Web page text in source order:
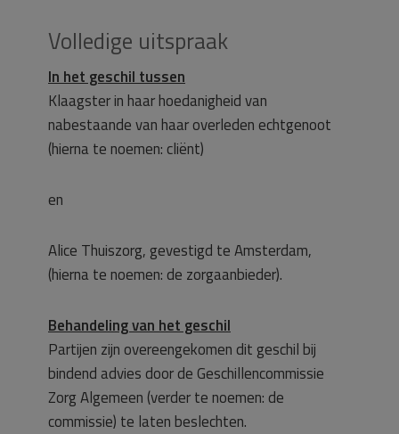
Volledige uitspraak
In het geschil tussen
Klaagster in haar hoedanigheid van
nabestaande van haar overleden echtgenoot
(hierna te noemen: cliënt)
en
Alice Thuiszorg, gevestigd te Amsterdam,
(hierna te noemen: de zorgaanbieder).
Behandeling van het geschil
Partijen zijn overeengekomen dit geschil bij
bindend advies door de Geschillencommissie
Zorg Algemeen (verder te noemen: de
commissie) te laten beslechten.